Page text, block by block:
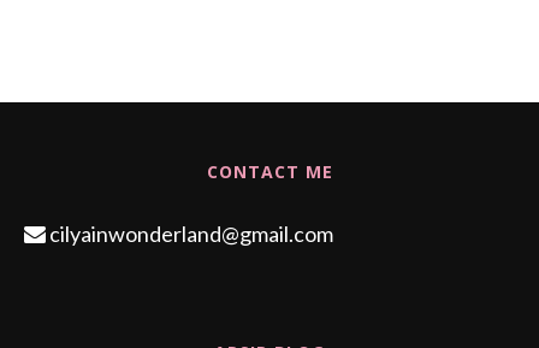
CONTACT ME
cilyainwonderland@gmail.com